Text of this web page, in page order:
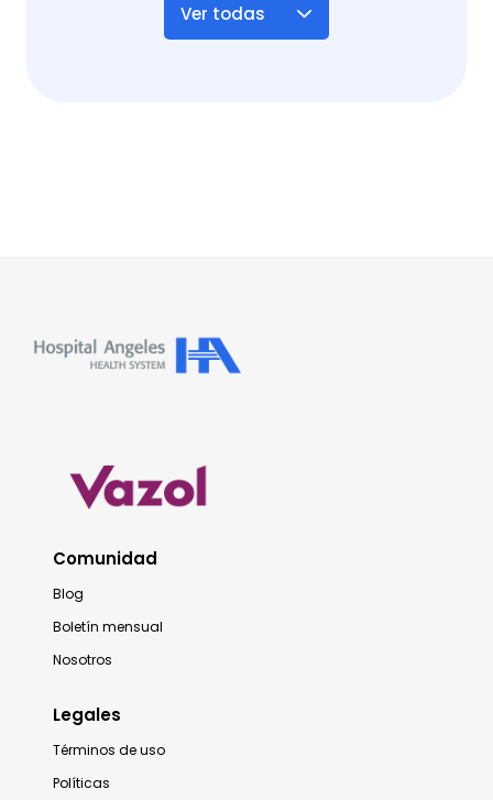
Ver todas
Comunidad
Blog
Boletín mensual
Nosotros
Legales
Términos de uso
Políticas